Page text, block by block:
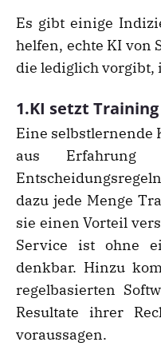
Es gibt einige
helfen, echte KI von
die lediglich vorgibt,
1.KI setzt
Eine selbstlernende
aus Erfahrung
dazu jede Menge
sie einen Vorteil
Service ist ohne
denkbar. Hinzu
regelbasierten
Resultate ihrer
voraussagen.